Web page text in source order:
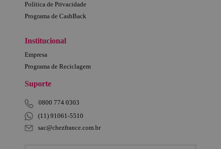
Política de Privacidade
Programa de CashBack
Institucional
Empresa
Programa de Reciclagem
Suporte
0800 774 0303
(11) 91061-5510
sac@chezfrance.com.br